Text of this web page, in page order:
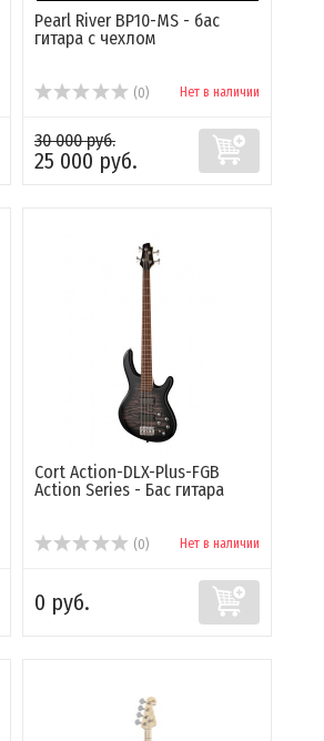
Pearl River BP10-MS - бас
гитара с чехлом
(0) Нет в наличии
30 000 руб.
25 000 руб.
Cort Action-DLX-Plus-FGB
Action Series - Бас гитара
(0) Нет в наличии
0 руб.